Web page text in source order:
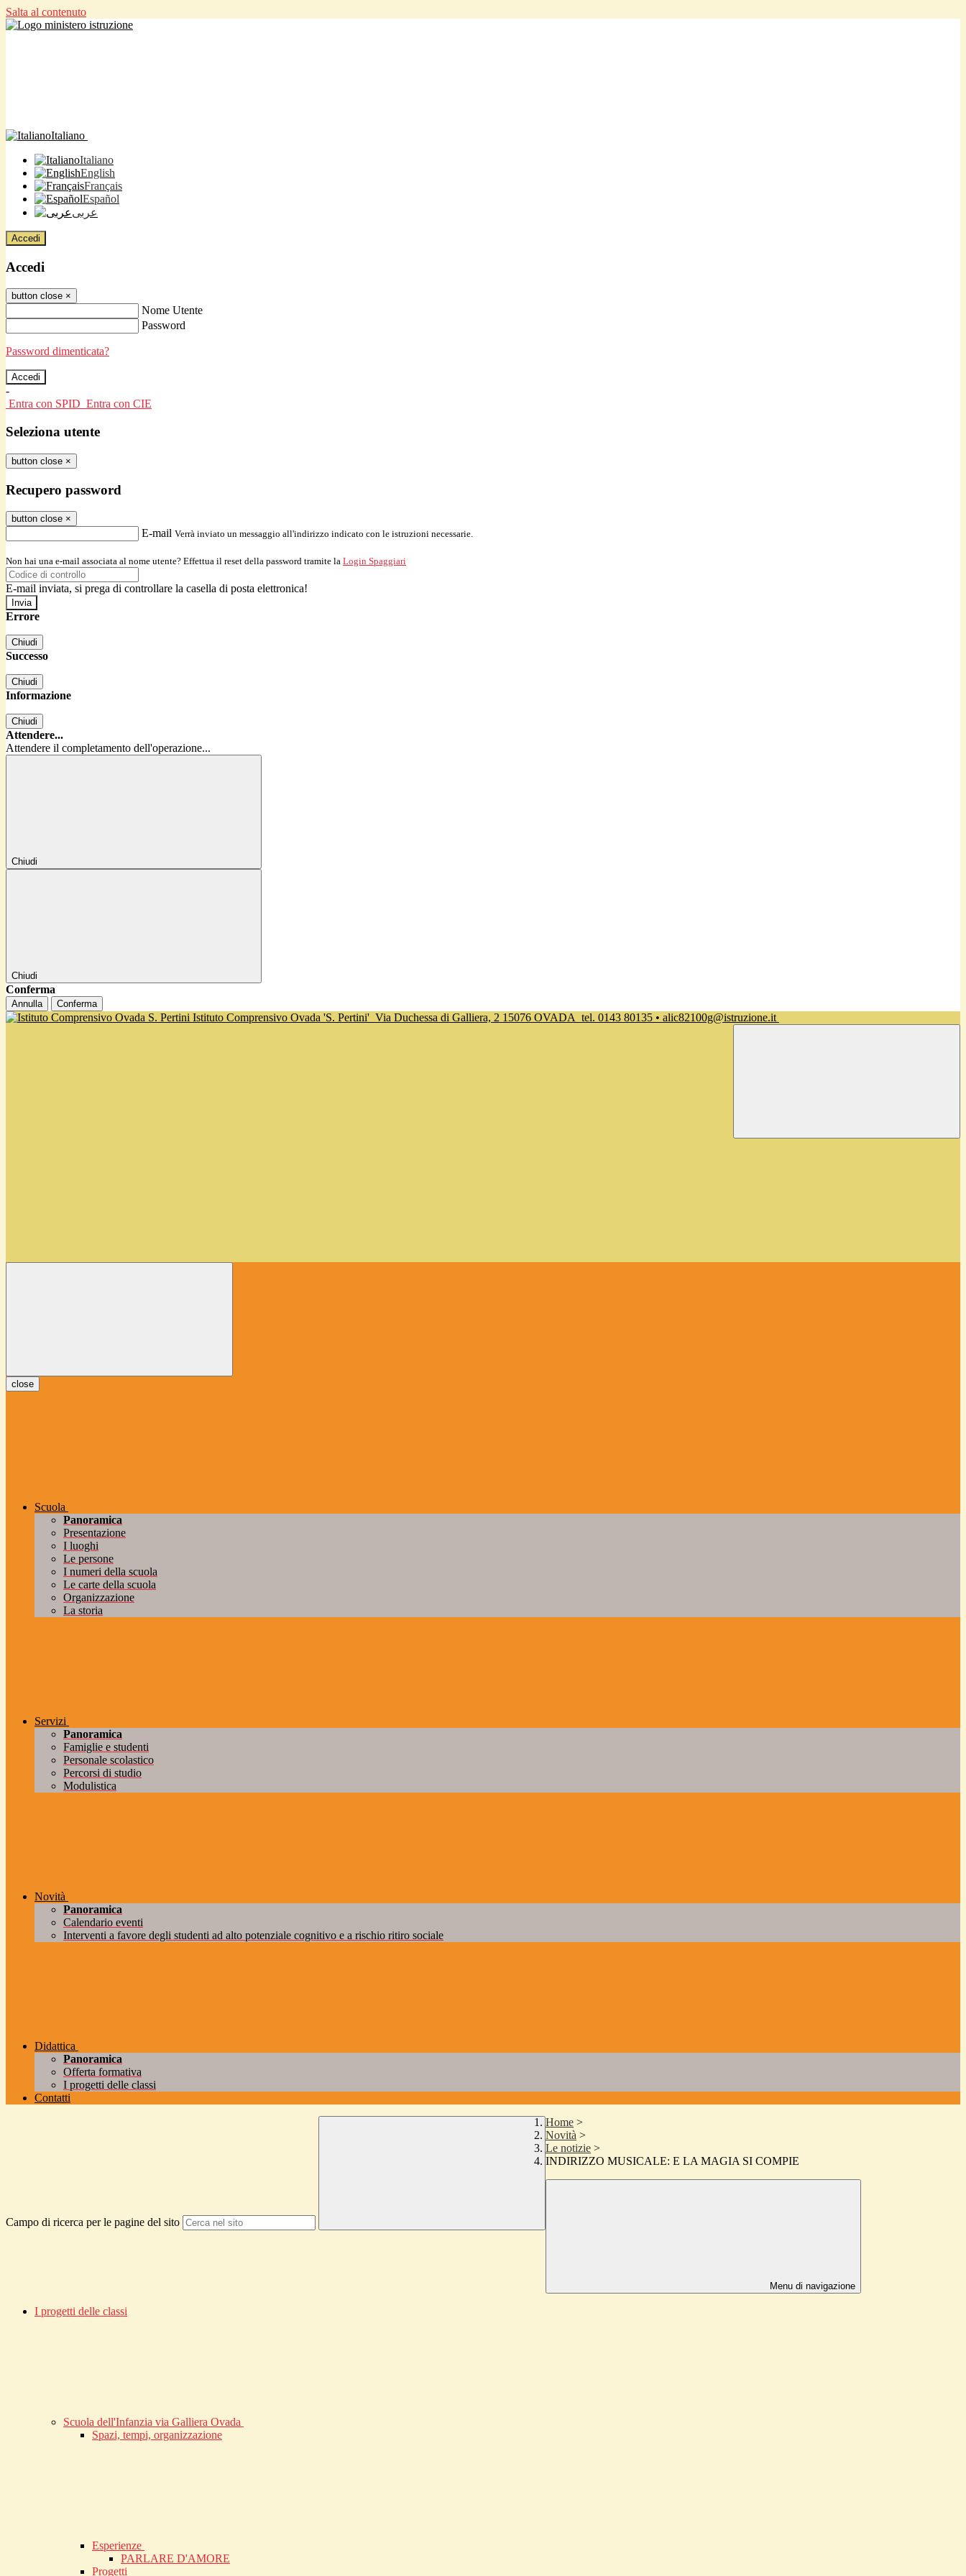
Salta al contenuto
Italiano
Italiano
English
Français
Español
عربى
Accedi
Accedi
button close ×
Nome Utente
Password
Password dimenticata?
-
Entra con SPID Entra con CIE
Seleziona utente
button close ×
Recupero password
button close ×
E-mail Verrà inviato un messaggio all'indirizzo indicato con le istruzioni necessarie.
Non hai una e-mail associata al nome utente? Effettua il reset della password tramite la Login Spaggiari
E-mail inviata, si prega di controllare la casella di posta elettronica!
Errore
Chiudi
Successo
Chiudi
Informazione
Chiudi
Attendere...
Attendere il completamento dell'operazione...
Chiudi
Chiudi
Conferma
Annulla Conferma
Istituto Comprensivo Ovada 'S. Pertini' Via Duchessa di Galliera, 2 15076 OVADA tel. 0143 80135 • alic82100g@istruzione.it
close
Scuola
Panoramica
Presentazione
I luoghi
Le persone
I numeri della scuola
Le carte della scuola
Organizzazione
La storia
Servizi
Panoramica
Famiglie e studenti
Personale scolastico
Percorsi di studio
Modulistica
Novità
Panoramica
Calendario eventi
Interventi a favore degli studenti ad alto potenziale cognitivo e a rischio ritiro sociale
Didattica
Panoramica
Offerta formativa
I progetti delle classi
Contatti
Campo di ricerca per le pagine del sito
Home >
Novità >
Le notizie >
INDIRIZZO MUSICALE: E LA MAGIA SI COMPIE
Menu di navigazione
I progetti delle classi
Scuola dell'Infanzia via Galliera Ovada
Spazi, tempi, organizzazione
Esperienze
PARLARE D'AMORE
Progetti